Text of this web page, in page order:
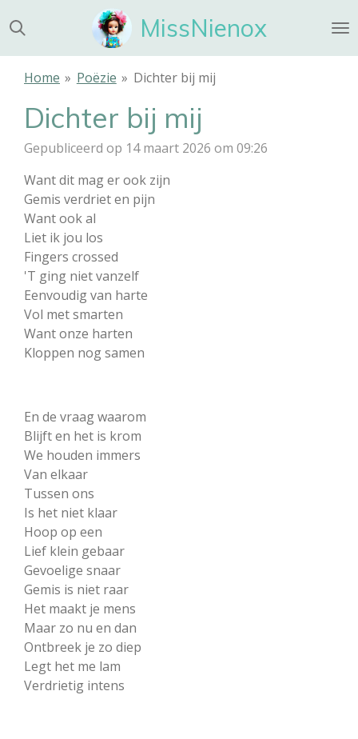
direct
naar
MissNienox
Home » Poëzie » Dichter bij mij
Dichter bij mij
Gepubliceerd op 14 maart 2026 om 09:26
Want dit mag er ook zijn
Gemis verdriet en pijn
Want ook al
Liet ik jou los
Fingers crossed
'T ging niet vanzelf
Eenvoudig van harte
Vol met smarten
Want onze harten
Kloppen nog samen
En de vraag waarom
Blijft en het is krom
We houden immers
Van elkaar
Tussen ons
Is het niet klaar
Hoop op een
Lief klein gebaar
Gevoelige snaar
Gemis is niet raar
Het maakt je mens
Maar zo nu en dan
Ontbreek je zo diep
Legt het me lam
Verdrietig intens